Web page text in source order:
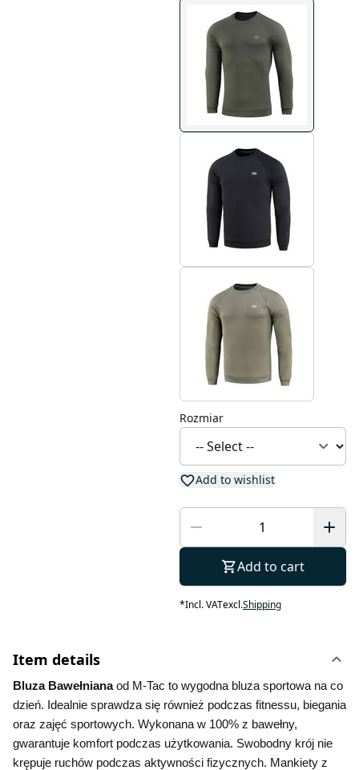
Rozmiar
Add to wishlist
Add to cart
*Incl. VATexcl.Shipping
Item details
Bluza Bawełniana od M-Tac to wygodna bluza sportowa na co
dzień. Idealnie sprawdza się również podczas fitnessu, biegania
oraz zajęć sportowych. Wykonana w 100% z bawełny,
gwarantuje komfort podczas użytkowania. Swobodny krój nie
krępuje ruchów podczas aktywności fizycznych. Mankiety z